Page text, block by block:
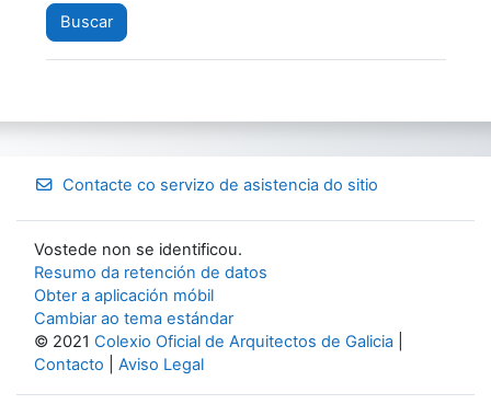
Contacte co servizo de asistencia do sitio
Vostede non se identificou.
Resumo da retención de datos
Obter a aplicación móbil
Cambiar ao tema estándar
© 2021 Colexio Oficial de Arquitectos de Galicia
Contacto
Aviso Legal